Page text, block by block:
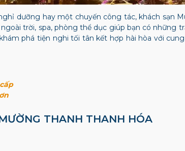
dưỡng hay một chuyến công tác, khách sạn
trời, spa, phòng thể dục giúp bạn có những
phá tiện nghi tối tân kết hợp hài hòa với
THANH THANH HÓA